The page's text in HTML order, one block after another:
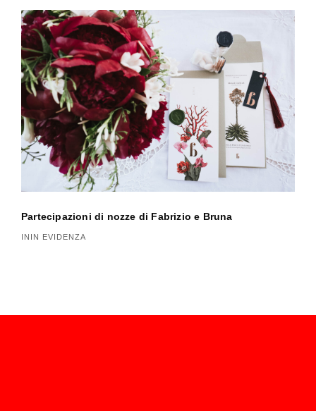
i
o
n
e
a
r
t
i
c
Partecipazioni di nozze di Fabrizio e Bruna
ININ EVIDENZA